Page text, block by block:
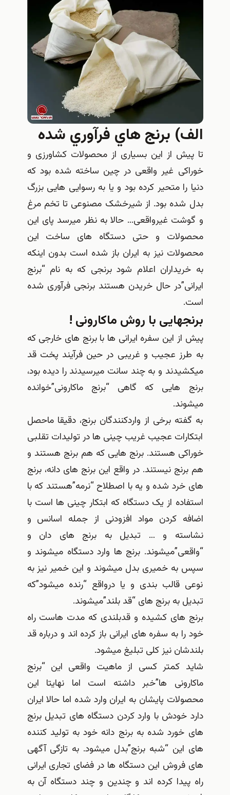
الف) برنج هاي فرآوري شده
تا پیش از این بسیاری از محصولات کشاورزی و
خوراکی غیر واقعی در چین ساخته شده بود که
دنیا را متحیر کرده بود و یا به رسوایی هایی بزرگ
بدل شده بود. از شیرخشک مصنوعی تا تخم مرغ
و گوشت غیرواقعی… حالا به نظر میرسد پای این
محصولات و حتی دستگاه های ساخت این
محصولات نیز به ایران باز شده است بدون اینکه
به خریداران اعلام شود برنجی که به نام “برنج
ایرانی”در حال خریدن هستند برنجی فرآوری شده
است.
برنجهایی با روش ماکارونی !
پیش از این سفره ایرانی ها با برنج های خارجی که
به طرز عجیب و غریبی در حین فرآیند پخت قد
میکشیدند و به چند سانت میرسیدند را دیده بود،
برنج هایی که گاهی “برنج ماکارونی”خوانده
میشوند.
به گفته برخی از واردکنندگان برنج، دقیقا ماحصل
ابتکارات عجیب غریب چینی ها در تولیدات تقلبی
خوراکی هستند. برنج هایی که هم برنج هستند و
هم برنج نیستند. در واقع این برنج های دانه، برنج
های خرد شده و یه با اصطلاح “نرمه”هستند که با
استفاده از یک دستگاه که ابتکار چینی ها است با
اضافه کردن مواد افزودنی از جمله اسانس و
نشاسته و … تبدیل به برنج های دان و
“واقعی”میشوند. برنج ها وارد دستگاه میشوند و
سپس به خمیری بدل میشوند و این خمیر نیز به
نوعی قالب بندی و یا درواقع “رنده میشود”که
تبدیل به برنج های “قد بلند”میشوند.
برنج های کشیده و قدبلندی که مدت هاست راه
خود را به سفره های ایرانی باز کرده اند و درباره قد
بلندشان نیز کلی تبلیغ میشود.
شاید کمتر کسی از ماهیت واقعی این “برنج
ماکارونی ها”خبر داشته است اما نهایتا این
محصولات پایشان به ایران وارد شده اما حالا ایران
دارد خودش با وارد کردن دستگاه های تبدیل برنج
های خورد شده به برنج دانه خود به تولید کننده
های این “شبه برنج”بدل میشود. به تازگی آگهی
های فروش این دستگاه ها در فضای تجاری ایرانی
راه پیدا کرده اند و چندین و چند دستگاه آن به